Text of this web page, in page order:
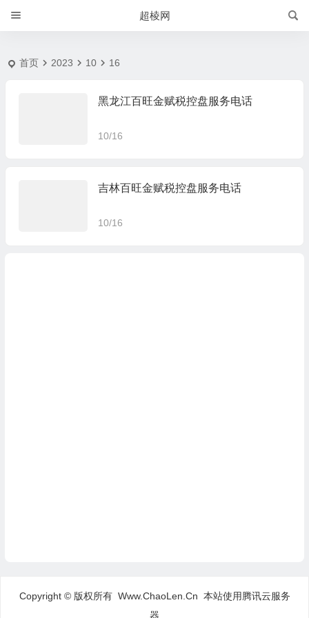
超棱网
首页 2023 10 16
黑龙江百旺金赋税控盘服务电话
10/16
吉林百旺金赋税控盘服务电话
10/16
Copyright © 版权所有 Www.ChaoLen.Cn 本站使用腾讯云服务
器